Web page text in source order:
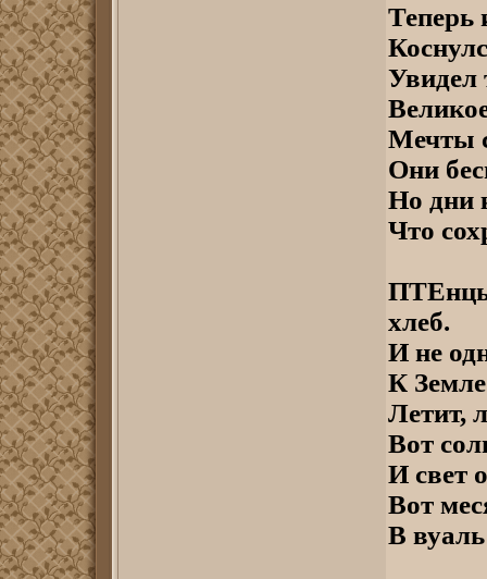
Теперь
Увидел
Мечты
Они
Но дни
Что
хлеб.
И не
К
Летит,
Вот
И свет
Вот
В вуаль